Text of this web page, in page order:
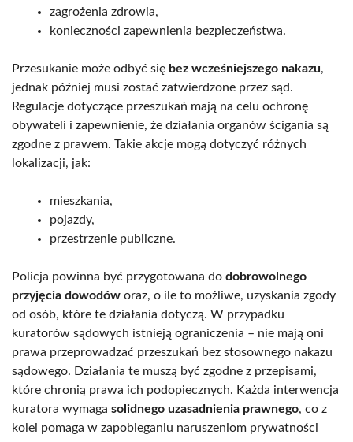
zagrożenia zdrowia,
konieczności zapewnienia bezpieczeństwa.
Przesukanie może odbyć się bez wcześniejszego nakazu,
jednak później musi zostać zatwierdzone przez sąd.
Regulacje dotyczące przeszukań mają na celu ochronę
obywateli i zapewnienie, że działania organów ścigania są
zgodne z prawem. Takie akcje mogą dotyczyć różnych
lokalizacji, jak:
mieszkania,
pojazdy,
przestrzenie publiczne.
Policja powinna być przygotowana do dobrowolnego
przyjęcia dowodów oraz, o ile to możliwe, uzyskania zgody
od osób, które te działania dotyczą. W przypadku
kuratorów sądowych istnieją ograniczenia – nie mają oni
prawa przeprowadzać przeszukań bez stosownego nakazu
sądowego. Działania te muszą być zgodne z przepisami,
które chronią prawa ich podopiecznych. Każda interwencja
kuratora wymaga solidnego uzasadnienia prawnego, co z
kolei pomaga w zapobieganiu naruszeniom prywatności